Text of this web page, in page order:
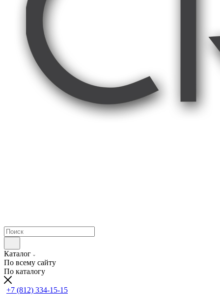
Каталог
По всему сайту
По каталогу
+7 (812) 334-15-15